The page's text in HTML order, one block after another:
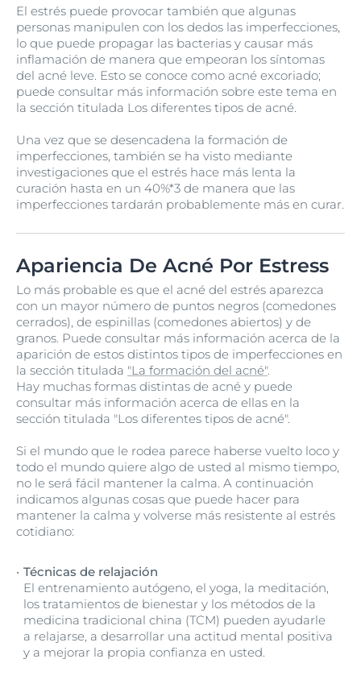
El estrés puede provocar también que algunas
personas manipulen con los dedos las imperfecciones,
lo que puede propagar las bacterias y causar más
inflamación de manera que empeoran los síntomas
del acné leve. Esto se conoce como acné excoriado;
puede consultar más información sobre este tema en
la sección titulada Los diferentes tipos de acné.
Una vez que se desencadena la formación de
imperfecciones, también se ha visto mediante
investigaciones que el estrés hace más lenta la
curación hasta en un 40%*3 de manera que las
imperfecciones tardarán probablemente más en curar.
Apariencia De Acné Por Estress
Lo más probable es que el acné del estrés aparezca
con un mayor número de puntos negros (comedones
cerrados), de espinillas (comedones abiertos) y de
granos. Puede consultar más información acerca de la
aparición de estos distintos tipos de imperfecciones en
la sección titulada "La formación del acné".
Hay muchas formas distintas de acné y puede
consultar más información acerca de ellas en la
sección titulada "Los diferentes tipos de acné".
Si el mundo que le rodea parece haberse vuelto loco y
todo el mundo quiere algo de usted al mismo tiempo,
no le será fácil mantener la calma. A continuación
indicamos algunas cosas que puede hacer para
mantener la calma y volverse más resistente al estrés
cotidiano:
Técnicas de relajación
El entrenamiento autógeno, el yoga, la meditación,
los tratamientos de bienestar y los métodos de la
medicina tradicional china (TCM) pueden ayudarle
a relajarse, a desarrollar una actitud mental positiva
y a mejorar la propia confianza en usted.